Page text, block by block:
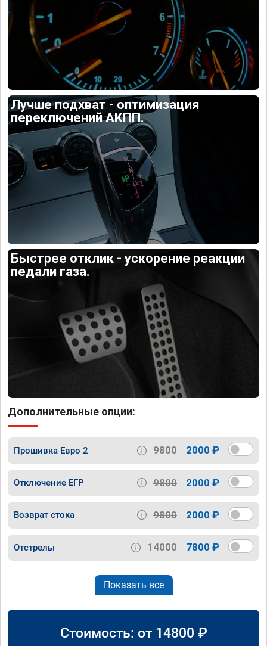
Лучше подхват - оптимизация
переключений АКПП.
Быстрее отклик - ускорение реакции
педали газа.
Дополнительные опции:
Прошивка Евро 2 9800 2000 ₽
Отключение ЕГР 9800 2000 ₽
Возврат стока 9800 2000 ₽
Отстрелы 14000 7800 ₽
Показать все
Стоимость: от 14800 ₽